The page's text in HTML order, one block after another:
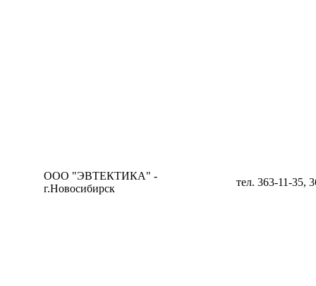
ООО "ЭВТЕКТИКА" -
г.Новосибирск
тел. 363-11-35,